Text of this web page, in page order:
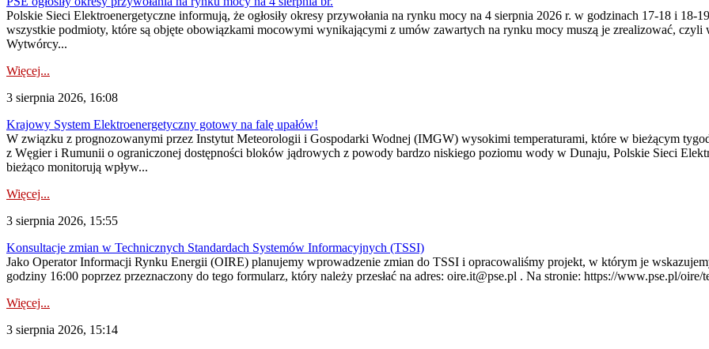
Polskie Sieci Elektroenergetyczne informują, że ogłosiły okresy przywołania na rynku mocy na 4 sierpnia 2026 r. w godzinach 17-18 i 18-
wszystkie podmioty, które są objęte obowiązkami mocowymi wynikającymi z umów zawartych na rynku mocy muszą je zrealizować, czyli
Wytwórcy...
Więcej...
3 sierpnia 2026, 16:08
Krajowy System Elektroenergetyczny gotowy na falę upałów!
W związku z prognozowanymi przez Instytut Meteorologii i Gospodarki Wodnej (IMGW) wysokimi temperaturami, które w bieżącym
z Węgier i Rumunii o ograniczonej dostępności bloków jądrowych z powody bardzo niskiego poziomu wody w Dunaju, Polskie Sieci
bieżąco monitorują wpływ...
Więcej...
3 sierpnia 2026, 15:55
Konsultacje zmian w Technicznych Standardach Systemów Informacyjnych (TSSI)
Jako Operator Informacji Rynku Energii (OIRE) planujemy wprowadzenie zmian do TSSI i opracowaliśmy projekt, w którym je
godziny 16:00 poprzez przeznaczony do tego formularz, który należy przesłać na adres: oire.it@pse.pl . Na stronie: https://www.pse.pl/
Więcej...
3 sierpnia 2026, 15:14